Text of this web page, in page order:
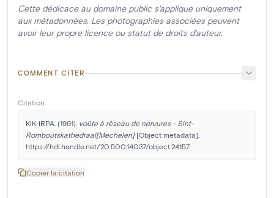
Cette dédicace au domaine public s'applique uniquement
aux métadonnées. Les photographies associées peuvent
avoir leur propre licence ou statut de droits d'auteur.
COMMENT CITER
Citation
KIK-IRPA. (1991). voûte à réseau de nervures - Sint-
Romboutskathedraal[Mechelen] [Object metadata].
https://hdl.handle.net/20.500.14037/object.24157
Copier la citation